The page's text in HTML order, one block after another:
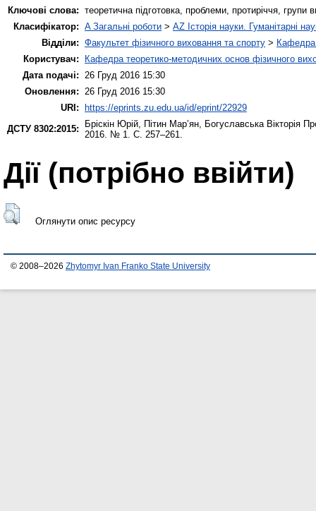
Ключові слова: теоретична підготовка, проблеми, протиріччя, групи
Класифікатор: A Загальні роботи > AZ Історія науки. Гуманітарні
Відділи: Факультет фізичного виховання та спорту > Кафедра
Користувач:
Кафедра теоретико-методичних основ фізичного
Дата подачі:
26 Груд 2016 15:30
Оновлення:
26 Груд 2016 15:30
URI: https://eprints.zu.edu.ua/id/eprint/22929
ДСТУ 8302:2015:
Бріскін Юрій Пітин Мар’ян Богуславська Вікторія
2016. № 1. С. 257–261.
Дії ​​(потрібно ввійти)
Оглянути опис ресурсу
© 2008–2026 Zhytomyr Ivan Franko State University